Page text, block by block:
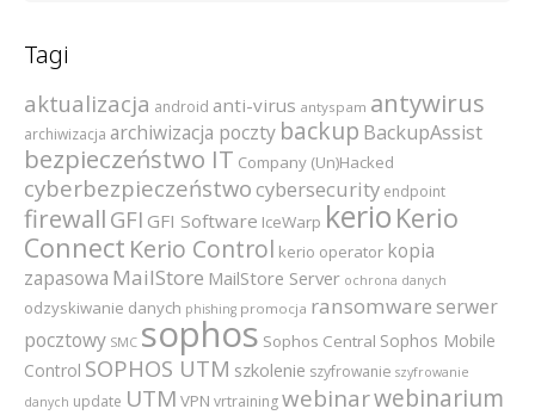
Tagi
aktualizacja android anti-virus antyspam antywirus
archiwizacja archiwizacja poczty backup BackupAssist
bezpieczeństwo IT Company (Un)Hacked
cyberbezpieczeństwocybersecurity endpoint
firewall GFI GFI Software IceWarp kerio Kerio
Connect Kerio Control kerio operator kopia
zapasowa MailStore MailStore Server ochrona danych
odzyskiwanie danych phishing promocja ransomware serwer
pocztowy SMC sophos Sophos Central Sophos Mobile
Control SOPHOS UTM szkolenie szyfrowanie szyfrowanie
danych update UTM VPN vrtrainingwebinarwebinarium